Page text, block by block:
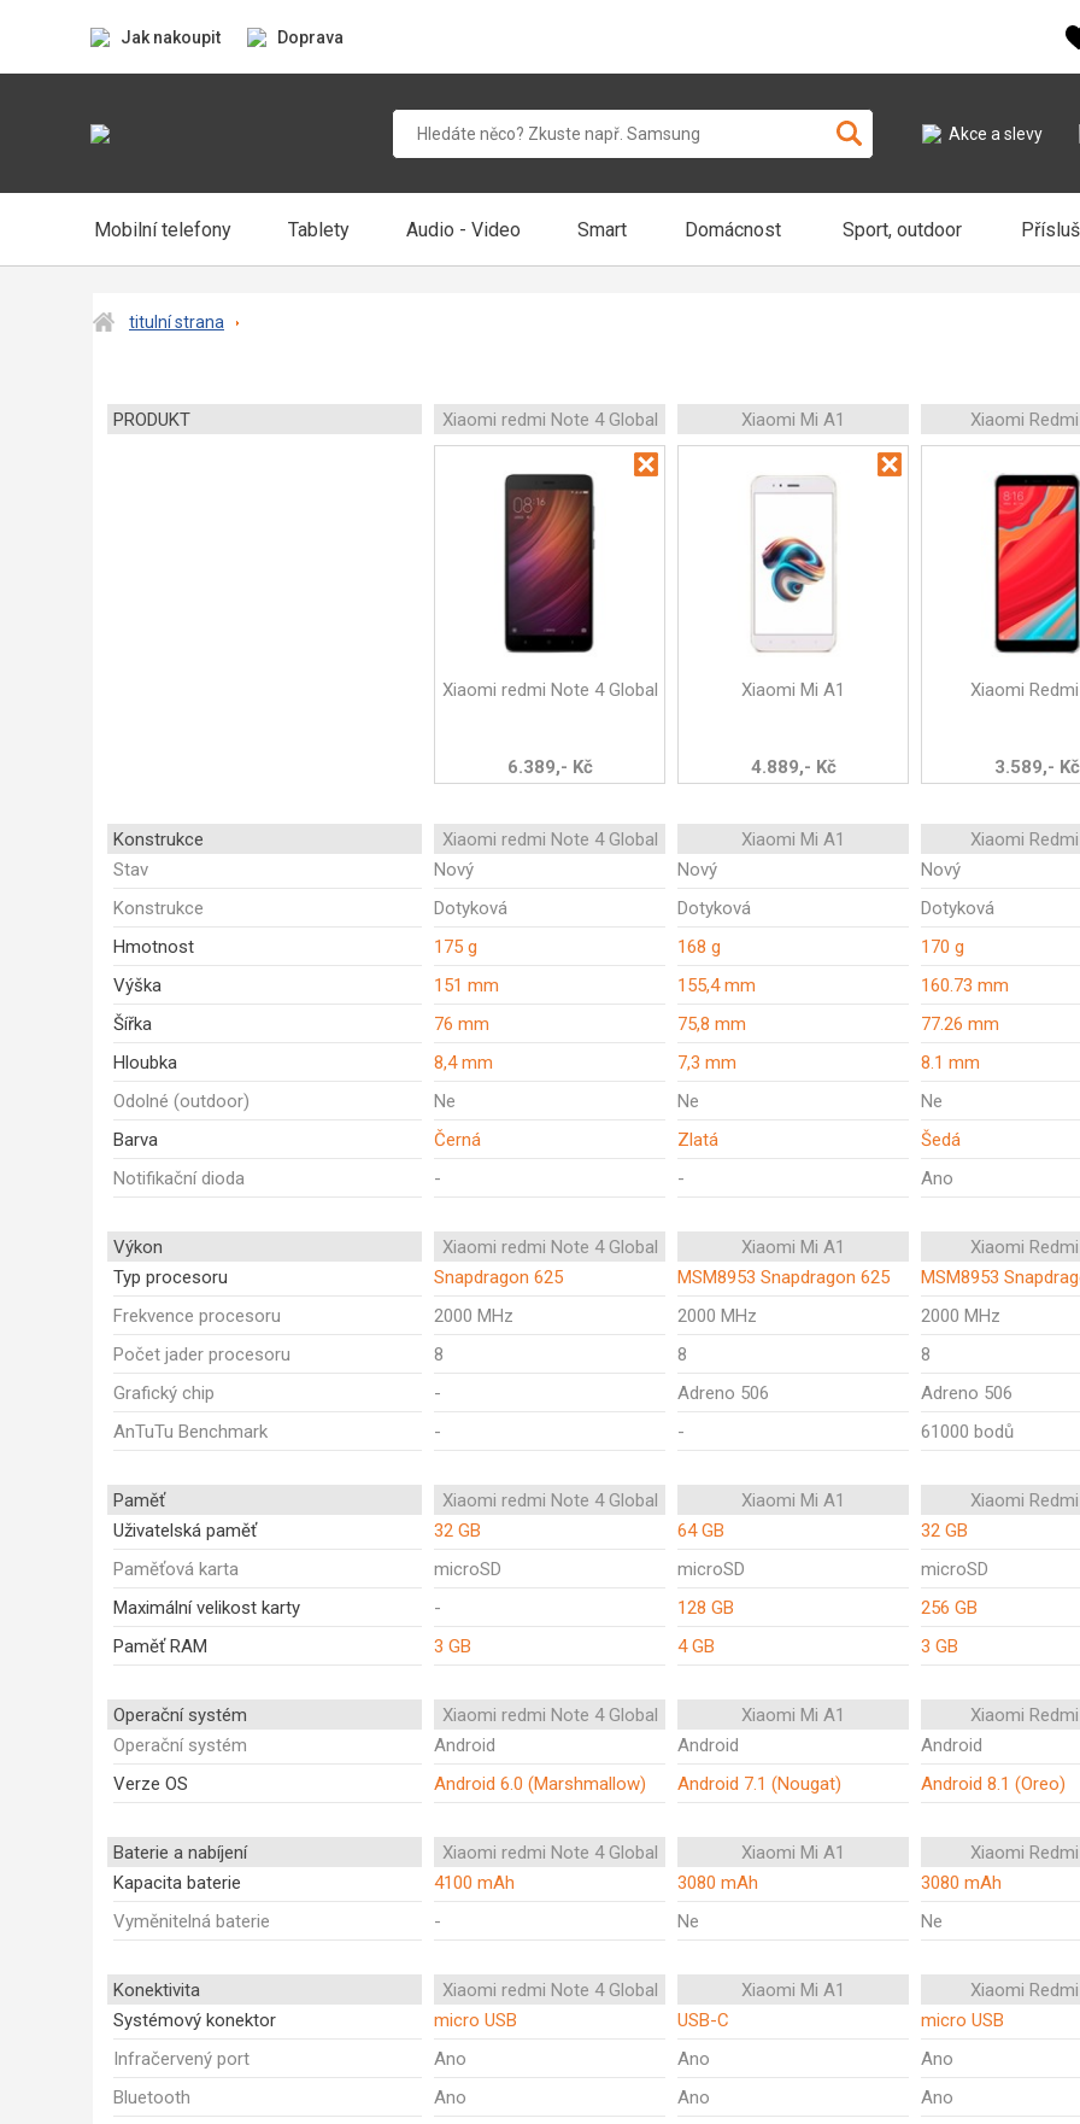
Jak nakoupit Doprava
Akce a slevy
Mobilní telefony Tablety Audio - Video Smart Domácnost Sport, outdoor
titulní strana
PRODUKT Xiaomi redmi Note 4 Global Xiaomi Mi A1 Xiaomi
Xiaomi redmi Note 4 Global
6.389,- Kč
Xiaomi Mi A1
4.889,- Kč
Xiaomi
3.589,- Kč
Konstrukce Xiaomi redmi Note 4 Global Xiaomi Mi A1
Xiaomi
Stav
Nový Nový
Nový
Konstrukce
Dotyková Dotyková
Dotyková
Hmotnost
175 g 168 g
170 g
Výška
151 mm 155,4 mm
160.73 mm
Šířka
76 mm 75,8 mm
77.26 mm
Hloubka
8,4 mm 7,3 mm
8.1 mm
Odolné (outdoor)
Ne Ne
Ne
Barva
Černá Zlatá
Šedá
Notifikační dioda
- - Ano
Výkon Xiaomi redmi Note 4 Global Xiaomi Mi A1
Xiaomi
Typ procesoru
Snapdragon 625 MSM8953 Snapdragon 625
MSM8953
Frekvence procesoru
2000 MHz 2000 MHz
2000 MHz
Počet jader procesoru
8 8
8
Grafický chip
- Adreno 506
Adreno 506
AnTuTu Benchmark
- - 61000 bodů
Paměť Xiaomi redmi Note 4 Global Xiaomi Mi A1
Xiaomi
Uživatelská paměť
32 GB 64 GB
32 GB
Paměťová karta
microSD microSD
microSD
Maximální velikost karty
- 128 GB
256 GB
Paměť RAM
3 GB 4 GB 3 GB
Operační systém Xiaomi redmi Note 4 Global Xiaomi Mi A1
Xiaomi
Operační systém
Android Android
Android
Verze OS
Android 6.0 (Marshmallow) Android 7.1 (Nougat) Android 8.1 (Oreo)
Baterie a nabíjení Xiaomi redmi Note 4 Global Xiaomi Mi A1
Xiaomi
Kapacita baterie
4100 mAh 3080 mAh
3080 mAh
Vyměnitelná baterie
- Ne Ne
Konektivita Xiaomi redmi Note 4 Global Xiaomi Mi A1
Xiaomi
Systémový konektor
micro USB USB-C
micro USB
Infračervený port
Ano Ano
Ano
Bluetooth
Ano Ano
Ano